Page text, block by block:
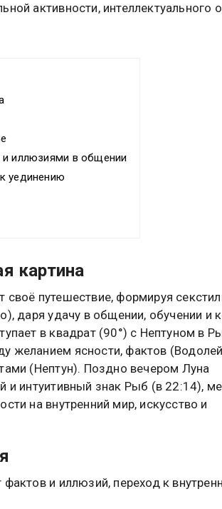
активности, интеллектуального
иллюзиями в общении
уединению
картина
путешествие, формируя
даря удачу в общении, обучении и
в квадрат (90°) с Нептуном в
желанием ясности, фактов
(Нептун). Поздно вечером Луна
и интуитивный знак Рыб (в 22:14),
на внутренний мир, искусство и
и иллюзий, переход к